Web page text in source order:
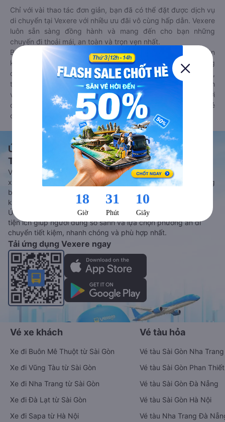
Chỉ với vài thao tác đơn giản, bạn đã có thể đặt được dịch vụ
di chuyển tại Vexere với nhiều ưu đãi vô cùng hấp dẫn. Vexere
luôn sẵn sàng đồng hành và mang đến cho bạn những
chuyến đi thoải mái, an toàn và trọn vẹn nhất.
Bên cạnh đó, bạn có thể tham khảo thêm các phương tiện
khác tại
Goyolo.com
cho chuyến đi sắp tới. Goyolo là nền tảng
đặt vé cho phép người dùng so sánh giá cả, giờ khởi hành,
thời gian di chuyển của nhiều phương tiện máy bay, xe khách
và tàu hoả. Hệ thống của Goyolo được liên kết trực tiếp với
các hãng máy bay, xe khách và tàu hoả, luôn đảm bảo có vé
cho bạn di chuyển.
Ứng dụng đặt vé Xe khách, Máy bay,
Tàu hoả và Thuê xe
Vexere - ứng dụng đặt vé đa phương tiện với hơn 3000+ nhà
xe chất lượng cao, 5000+ tuyến đường toàn quốc, tất cả hãng
bay và hãng tàu cùng dịch vụ thuê xe máy, xe du lịch phủ
khắp các tỉnh thành tại Việt Nam.
Ứng dụng hiển thị thông tin đầy đủ, minh bạch cùng vô vàn
tiện ích giúp người dùng so sánh và lựa chọn phương án di
chuyển tiết kiệm, nhanh chóng và phù hợp nhất.
Tải ứng dụng Vexere ngay
Vé xe khách
Xe đi Buôn Mê Thuột từ Sài Gòn
Xe đi Vũng Tàu từ Sài Gòn
Xe đi Nha Trang từ Sài Gòn
Xe đi Đà Lạt từ Sài Gòn
Xe đi Sapa từ Hà Nội
Vé tàu hỏa
Vé tàu Sài Gòn Nha Trang
Vé tàu Sài Gòn Phan Thiết
Vé tàu Sài Gòn Đà Nẵng
Vé tàu Sài Gòn Hà Nội
Vé tàu Nha Trang Đà